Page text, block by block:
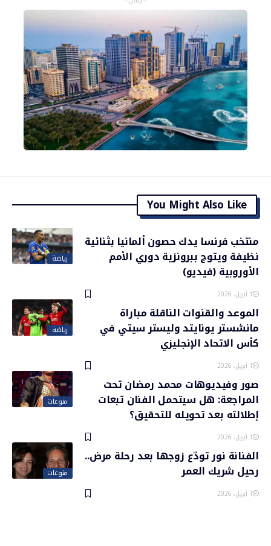
You Might Also Like
رياضة
منتخب فرنسا يدك حصون ألمانيا بثنائية
نظيفة ويتوج ببرونزية دوري الأمم
الأوروبية (فيديو)
1 أبريل، 2026
رياضة
الموعد والقنوات الناقلة مباراة
مانشستر يونايتد وليستر سيتي في
كأس الاتحاد الإنجليزي
1 أبريل، 2026
منوعات
صور وفيديوهات محمد رمضان تحت
المراجعة: هل سيتحمل الفنان تبعات
إطلالته بعد تحويله للتحقيق؟
1 أبريل، 2026
منوعات
الفنانة نور تودّع زوجها بعد رحلة مرض..
رحيل شريك العمر
1 أبريل، 2026